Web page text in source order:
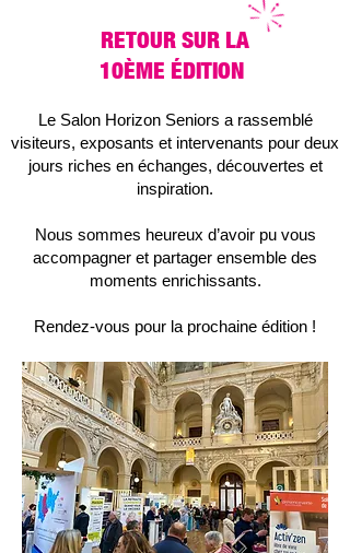
RETOUR SUR LA
10ÈME ÉDITION
Le Salon Horizon Seniors a rassemblé
visiteurs, exposants et intervenants pour deux
jours riches en échanges, découvertes et
inspiration.
Nous sommes heureux d’avoir pu vous
accompagner et partager ensemble des
moments enrichissants.
Rendez-vous pour la prochaine édition !